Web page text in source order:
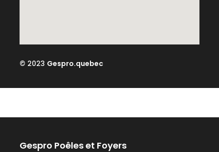
© 2023 Gespro.quebec
Gespro Poêles et Foyers